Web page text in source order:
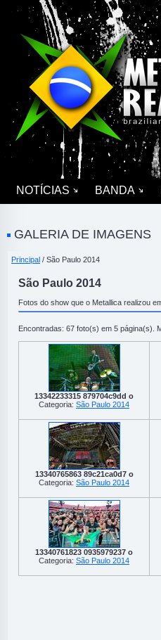
NOTÍCIAS BANDA
GALERIA DE IMAGENS
Principal / São Paulo 2014
São Paulo 2014
Fotos do show que o Metallica realizou
Encontradas: 67 foto(s) em 5 página(s).
13342233315 879704c9dd o
Categoria: São Paulo 2014
13340765863 89c21ca0d7 o
Categoria: São Paulo 2014
13340761823 0935979237 o
Categoria: São Paulo 2014